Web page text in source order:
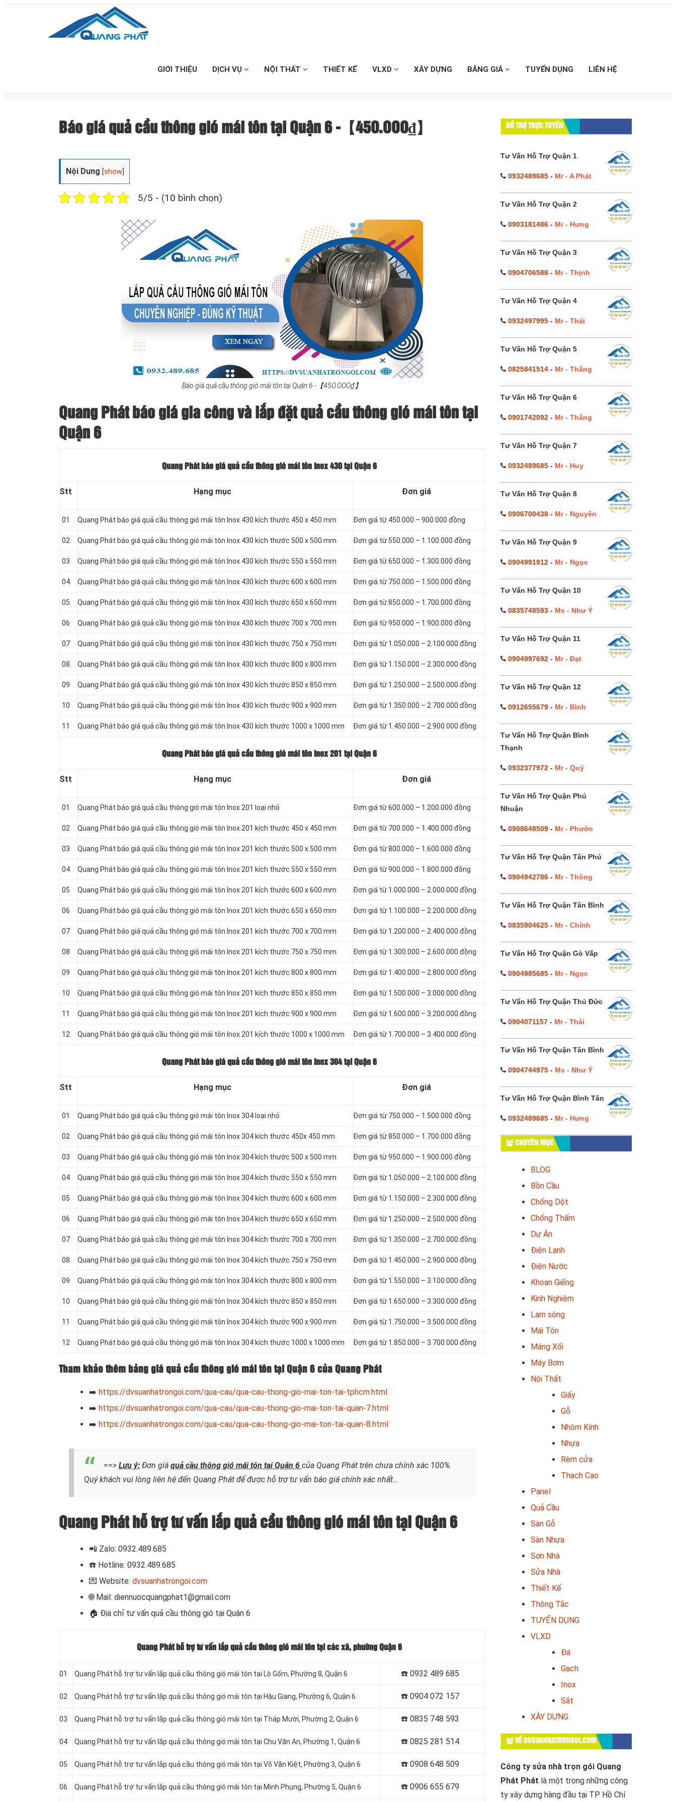
GIỚI THIỆU DỊCH VỤ NỘI THẤT THIẾT KẾ VLXD XÂY DỰNG BẢNG GIÁ TUYỂN DỤNG LIÊN HỆ
Báo giá quả cầu thông gió mái tôn tại Quận 6 -【45O.OOO₫】
Nội Dung [show
5/5 - (10 bình chọn)
Báo giá quả cầu thông gió mái tôn tại Quận 6 -【45O.OOO₫】
Quang Phát báo giá gia công và lắp đặt quả cầu thông gió mái tôn tại
Quận 6
Quang Phát báo giá quả cầu thông gió mái tôn Inox 430 tại Quận 6
Stt Hạng mục Đơn giá
01 Quang Phát báo giá quả cầu thông gió mái tôn Inox 430 kích thước 450 x 450 mm Đơn giá từ 450.000 – 900.000 đồng
02 Quang Phát báo giá quả cầu thông gió mái tôn Inox 430 kích thước 500 x 500 mm Đơn giá từ 550.000 – 1.100.000 đồng
03 Quang Phát báo giá quả cầu thông gió mái tôn Inox 430 kích thước 550 x 550 mm Đơn giá từ 650.000 – 1.300.000 đồng
04 Quang Phát báo giá quả cầu thông gió mái tôn Inox 430 kích thước 600 x 600 mm Đơn giá từ 750.000 – 1.500.000 đồng
05 Quang Phát báo giá quả cầu thông gió mái tôn Inox 430 kích thước 650 x 650 mm Đơn giá từ 850.000 – 1.700.000 đồng
06 Quang Phát báo giá quả cầu thông gió mái tôn Inox 430 kích thước 700 x 700 mm Đơn giá từ 950.000 – 1.900.000 đồng
07 Quang Phát báo giá quả cầu thông gió mái tôn Inox 430 kích thước 750 x 750 mm Đơn giá từ 1.050.000 – 2.100.000 đồng
08 Quang Phát báo giá quả cầu thông gió mái tôn Inox 430 kích thước 800 x 800 mm Đơn giá từ 1.150.000 – 2.300.000 đồng
09 Quang Phát báo giá quả cầu thông gió mái tôn Inox 430 kích thước 850 x 850 mm Đơn giá từ 1.250.000 – 2.500.000 đồng
10 Quang Phát báo giá quả cầu thông gió mái tôn Inox 430 kích thước 900 x 900 mm Đơn giá từ 1.350.000 – 2.700.000 đồng
11 Quang Phát báo giá quả cầu thông gió mái tôn Inox 430 kích thước 1000 x 1000 mm Đơn giá từ 1.450.000 – 2.900.000 đồng
Quang Phát báo giá quả cầu thông gió mái tôn Inox 201 tại Quận 6
Stt Hạng mục Đơn giá
01 Quang Phát báo giá quả cầu thông gió mái tôn Inox 201 loại nhỏ Đơn giá từ 600.000 – 1.200.000 đồng
02 Quang Phát báo giá quả cầu thông gió mái tôn Inox 201 kích thước 450 x 450 mm Đơn giá từ 700.000 – 1.400.000 đồng
03 Quang Phát báo giá quả cầu thông gió mái tôn Inox 201 kích thước 500 x 500 mm Đơn giá từ 800.000 – 1.600.000 đồng
04 Quang Phát báo giá quả cầu thông gió mái tôn Inox 201 kích thước 550 x 550 mm Đơn giá từ 900.000 – 1.800.000 đồng
05 Quang Phát báo giá quả cầu thông gió mái tôn Inox 201 kích thước 600 x 600 mm Đơn giá từ 1.000.000 – 2.000.000 đồng
06 Quang Phát báo giá quả cầu thông gió mái tôn Inox 201 kích thước 650 x 650 mm Đơn giá từ 1.100.000 – 2.200.000 đồng
07 Quang Phát báo giá quả cầu thông gió mái tôn Inox 201 kích thước 700 x 700 mm Đơn giá từ 1.200.000 – 2.400.000 đồng
08 Quang Phát báo giá quả cầu thông gió mái tôn Inox 201 kích thước 750 x 750 mm Đơn giá từ 1.300.000 – 2.600.000 đồng
09 Quang Phát báo giá quả cầu thông gió mái tôn Inox 201 kích thước 800 x 800 mm Đơn giá từ 1.400.000 – 2.800.000 đồng
10 Quang Phát báo giá quả cầu thông gió mái tôn Inox 201 kích thước 850 x 850 mm Đơn giá từ 1.500.000 – 3.000.000 đồng
11 Quang Phát báo giá quả cầu thông gió mái tôn Inox 201 kích thước 900 x 900 mm Đơn giá từ 1.600.000 – 3.200.000 đồng
12 Quang Phát báo giá quả cầu thông gió mái tôn Inox 201 kích thước 1000 x 1000 mm Đơn giá từ 1.700.000 – 3.400.000 đồng
Quang Phát báo giá quả cầu thông gió mái tôn Inox 304 tại Quận 6
Stt Hạng mục Đơn giá
01 Quang Phát báo giá quả cầu thông gió mái tôn Inox 304 loại nhỏ Đơn giá từ 750.000 – 1.500.000 đồng
02 Quang Phát báo giá quả cầu thông gió mái tôn Inox 304 kích thước 450x 450 mm Đơn giá từ 850.000 – 1.700.000 đồng
03 Quang Phát báo giá quả cầu thông gió mái tôn Inox 304 kích thước 500 x 500 mm Đơn giá từ 950.000 – 1.900.000 đồng
04 Quang Phát báo giá quả cầu thông gió mái tôn Inox 304 kích thước 550 x 550 mm Đơn giá từ 1.050.000 – 2.100.000 đồng
05 Quang Phát báo giá quả cầu thông gió mái tôn Inox 304 kích thước 600 x 600 mm Đơn giá từ 1.150.000 – 2.300.000 đồng
06 Quang Phát báo giá quả cầu thông gió mái tôn Inox 304 kích thước 650 x 650 mm Đơn giá từ 1.250.000 – 2.500.000 đồng
07 Quang Phát báo giá quả cầu thông gió mái tôn Inox 304 kích thước 700 x 700 mm Đơn giá từ 1.350.000 – 2.700.000 đồng
08 Quang Phát báo giá quả cầu thông gió mái tôn Inox 304 kích thước 750 x 750 mm Đơn giá từ 1.450.000 – 2.900.000 đồng
09 Quang Phát báo giá quả cầu thông gió mái tôn Inox 304 kích thước 800 x 800 mm Đơn giá từ 1.550.000 – 3.100.000 đồng
10 Quang Phát báo giá quả cầu thông gió mái tôn Inox 304 kích thước 850 x 850 mm Đơn giá từ 1.650.000 – 3.300.000 đồng
11 Quang Phát báo giá quả cầu thông gió mái tôn Inox 304 kích thước 900 x 900 mm Đơn giá từ 1.750.000 – 3.500.000 đồng
12 Quang Phát báo giá quả cầu thông gió mái tôn Inox 304 kích thước 1000 x 1000 mm Đơn giá từ 1.850.000 – 3.700.000 đồng
Tham khảo thêm bảng giá quả cầu thông gió mái tôn tại Quận 6 của Quang Phát
➡️ https://dvsuanhatrongoi.com/qua-cau/qua-cau-thong-gio-mai-ton-tai-tphcm.html
➡️ https://dvsuanhatrongoi.com/qua-cau/qua-cau-thong-gio-mai-ton-tai-quan-7.html
➡️ https://dvsuanhatrongoi.com/qua-cau/qua-cau-thong-gio-mai-ton-tai-quan-8.html
==> Lưu ý: Đơn giá quả cầu thông gió mái tôn tại Quận 6 của Quang Phát trên chưa chính xác 100%.
Quý khách vui lòng liên hệ đến Quang Phát để được hỗ trợ tư vấn báo giá chính xác nhất…
Quang Phát hỗ trợ tư vấn lắp quả cầu thông gió mái tôn tại Quận 6
📲 Zalo: 0932.489.685
☎️ Hotline: 0932.489.685
💌 Website: dvsuanhatrongoi.com
🌐 Mail: diennuocquangphat1@gmail.com
🏠 Địa chỉ tư vấn quả cầu thông gió tại Quận 6
Quang Phát hỗ trợ tư vấn lắp quả cầu thông gió mái tôn tại các xã, phường Quận 6
01 Quang Phát hỗ trợ tư vấn lắp quả cầu thông gió mái tôn tại Lò Gốm, Phường 8, Quận 6 ☎️ 0932 489 685
02 Quang Phát hỗ trợ tư vấn lắp quả cầu thông gió mái tôn tại Hậu Giang, Phường 6, Quận 6 ☎️ 0904 072 157
03 Quang Phát hỗ trợ tư vấn lắp quả cầu thông gió mái tôn tại Tháp Mười, Phường 2, Quận 6 ☎️ 0835 748 593
04 Quang Phát hỗ trợ tư vấn lắp quả cầu thông gió mái tôn tại Chu Văn An, Phường 1, Quận 6 ☎️ 0825 281 514
05 Quang Phát hỗ trợ tư vấn lắp quả cầu thông gió mái tôn tại Võ Văn Kiệt, Phường 3, Quận 6 ☎️ 0908 648 509
06 Quang Phát hỗ trợ tư vấn lắp quả cầu thông gió mái tôn tại Minh Phụng, Phường 5, Quận 6 ☎️ 0906 655 679
HỔ TRỢ TRỰC TUYẾN
Tư Vấn Hỗ Trợ Quận 1
0932489685- Mr - A Phát
Tư Vấn Hỗ Trợ Quận 2
0903181486- Mr - Hưng
Tư Vấn Hỗ Trợ Quận 3
0904706588- Mr - Thịnh
Tư Vấn Hỗ Trợ Quận 4
0932497995- Mr - Thái
Tư Vấn Hỗ Trợ Quận 5
0825841514- Mr - Thắng
Tư Vấn Hỗ Trợ Quận 6
0901742092- Mr - Thắng
Tư Vấn Hỗ Trợ Quận 7
0932489685- Mr - Huy
Tư Vấn Hỗ Trợ Quận 8
0906700438- Mr - Nguyên
Tư Vấn Hỗ Trợ Quận 9
0904991912- Mr - Ngọc
Tư Vấn Hỗ Trợ Quận 10
0835748593- Ms - Như Ý
Tư Vấn Hỗ Trợ Quận 11
0904997692- Mr - Đạt
Tư Vấn Hỗ Trợ Quận 12
0912655679- Mr - Bình
Tư Vấn Hỗ Trợ Quận Bình
Thạnh
0932377972- Mr - Quý
Tư Vấn Hỗ Trợ Quận Phú
Nhuận
0908648509- Mr - Phước
Tư Vấn Hỗ Trợ Quận Tân Phú
0904942786- Mr - Thông
Tư Vấn Hỗ Trợ Quận Tân Bình
0835904625- Mr - Chính
Tư Vấn Hỗ Trợ Quận Gò Vấp
0904985685- Mr - Ngọc
Tư Vấn Hỗ Trợ Quận Thủ Đức
0904071157- Mr - Thái
Tư Vấn Hỗ Trợ Quận Tân Bình
0904744975- Ms - Như Ý
Tư Vấn Hỗ Trợ Quận Bình Tân
0932489685- Mr - Hưng
CHUYÊN MỤC
BLOG
Bồn Cầu
Chống Dột
Chống Thấm
Dự Án
Điện Lạnh
Điện Nước
Khoan Giếng
Kinh Nghiệm
Lam sóng
Mái Tôn
Máng Xối
Máy Bơm
Nội Thất
Giấy
Gỗ
Nhôm Kính
Nhựa
Rèm cửa
Thạch Cao
Panel
Quả Cầu
Sàn Gỗ
Sàn Nhựa
Sơn Nhà
Sửa Nhà
Thiết Kế
Thông Tắc
TUYỂN DỤNG
VLXD
Đá
Gạch
Inox
Sắt
XÂY DỰNG
VỀ DVSUANHATRONGOI.COM
Công ty sửa nhà trọn gói Quang
Phát Phát là một trong những công
ty xây dựng hàng đầu tại TP Hồ Chí